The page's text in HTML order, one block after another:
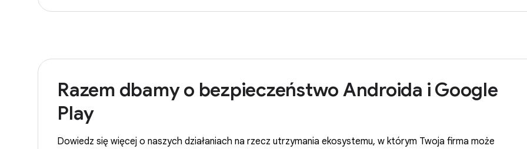
Razem dbamy o bezpieczeństwo Androida i Google
Play
Dowiedz się więcej o naszych działaniach na rzecz utrzymania ekosystemu, w którym Twoja firma może